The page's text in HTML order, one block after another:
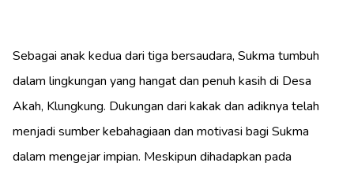
Sebagai anak kedua dari tiga bersaudara, Sukma tumbuh
dalam lingkungan yang hangat dan penuh kasih di Desa
Akah, Klungkung. Dukungan dari kakak dan adiknya telah
menjadi sumber kebahagiaan dan motivasi bagi Sukma
dalam mengejar impian. Meskipun dihadapkan pada